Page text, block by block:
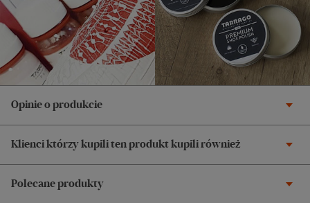
Opinie o produkcie
Klienci którzy kupili ten produkt kupili również
Polecane produkty